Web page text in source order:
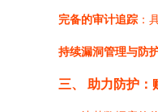
完备的审计追踪 ：
持续漏洞管理与防
三、 助力防护：